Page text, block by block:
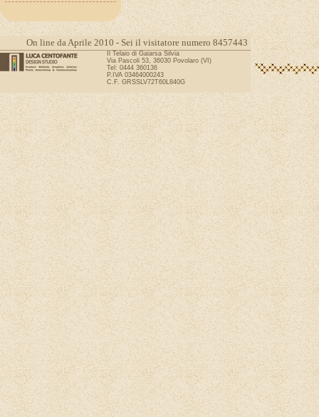
On line da Aprile 2010 - Sei il visitatore numero 8457443
Il Telaio di Gaiarsa Silvia
Via Pascoli 53, 36030 Povolaro (VI)
Tel: 0444 360136
P.IVA 03464000243
C.F. GRSSLV72T60L840G